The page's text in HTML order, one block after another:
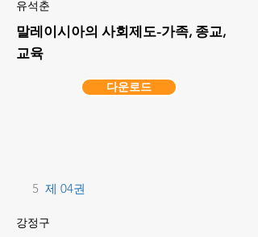
유석춘
말레이시아의 사회제도-가족, 종교,
교육
다운로드
5 제 04권
강정구